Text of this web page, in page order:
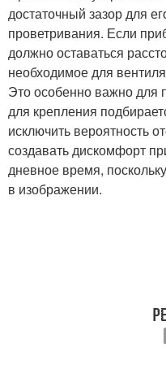
достаточный зазор для
проветривания. Если
должно оставаться
необходимое для
Это особенно важно для
для крепления
исключить вероятность
создавать дискомфорт
дневное время,
в изображении.